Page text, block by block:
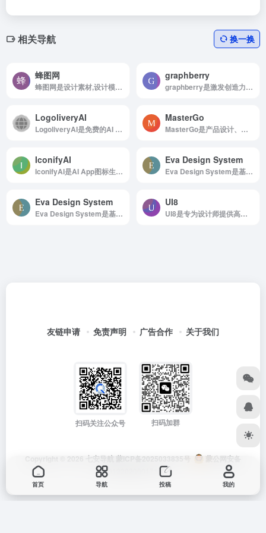
相关导航 换一换
蜂图网
蜂图网是设计素材,设计模板,设计图片,图片素材,素材库,UI设计,免抠素材,样机模板
graphberry
graphberry是激发创造力，点亮您的设计灵感
LogoliveryAI
LogoliveryAI是免费的AI Logo生成器，提供SVG矢量格式
MasterGo
MasterGo是产品设计、在线多人实时协作工具
IconifyAI
IconifyAI是AI App图标生成器
Eva Design System
Eva Design System是基于深度学习的色彩生成工具
Eva Design System
Eva Design System是基于深度学习的色彩生成工具
UI8
UI8是专为设计师提供高质量UI设计资源的网站
友链申请 免责声明 广告合作 关于我们
扫码关注公众号 扫码加群
Copyright © 2026 七安导航 蒙ICP备2025033835号
蒙公网安备
15012202000171号
首页 导航 投稿 我的